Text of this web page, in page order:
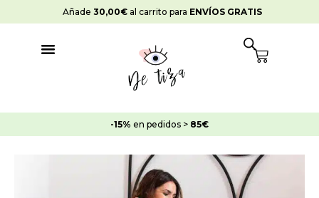
al
Añade 30,00€ al carrito para ENVÍOS GRATIS
Cart
-20% en pedidos > 100€